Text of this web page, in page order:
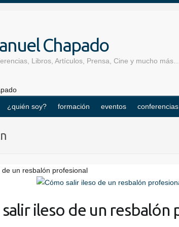
Chapado
Libros, Artículos, Prensa, Cine y mucho más…
¿quién soy? formación eventos conferencias
de un resbalón profesional
ileso de un resbalón